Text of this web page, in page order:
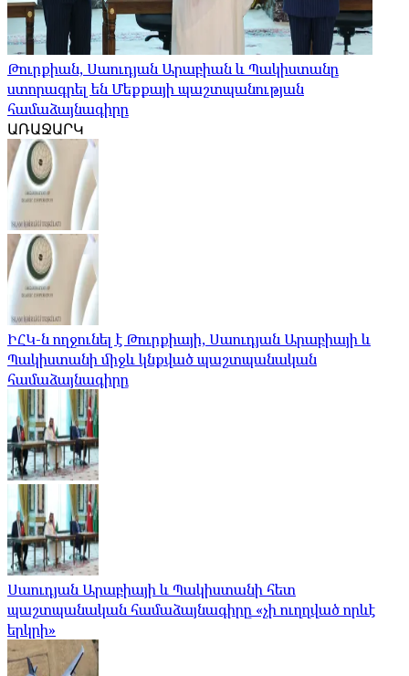
Թուրքիան, Սաուդյան Արաբիան և Պակիստանը
ստորագրել են Մեքքայի պաշտպանության
համաձայնագիրը
ԱՌԱՋԱՐԿ
ԻՀԿ-ն ողջունել է Թուրքիայի, Սաուդյան Արաբիայի և
Պակիստանի միջև կնքված պաշտպանական
համաձայնագիրը
Սաուդյան Արաբիայի և Պակիստանի հետ
պաշտպանական համաձայնագիրը «չի ուղղված որևէ
երկրի»